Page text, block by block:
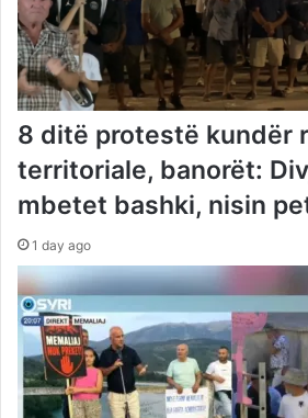
8 ditë protestë kundër
territoriale, banorët:
mbetet bashki, nisin
1 day ago